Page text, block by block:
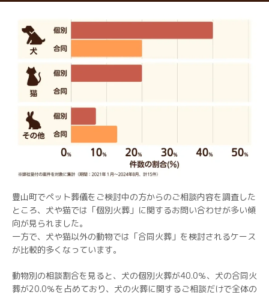
豊山町でペット葬儀をご検討中の方からのご相談内容を調査した
ところ、犬や猫では「個別火葬」に関するお問い合わせが多い傾
向が見られました。
一方で、犬や猫以外の動物では「合同火葬」を検討されるケース
が比較的多くなっています。
動物別の相談割合を見ると、犬の個別火葬が40.0％、犬の合同火
葬が20.0％を占めており、犬の火葬に関するご相談だけで全体の